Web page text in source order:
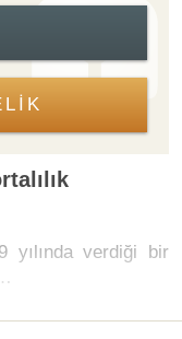
yılında verdiği bir